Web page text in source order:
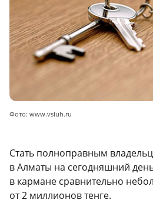
Фото: www.vsluh.ru
Стать полноправным
в Алматы на сегодняшний
в кармане сравнительно
от 2 миллионов тенге.